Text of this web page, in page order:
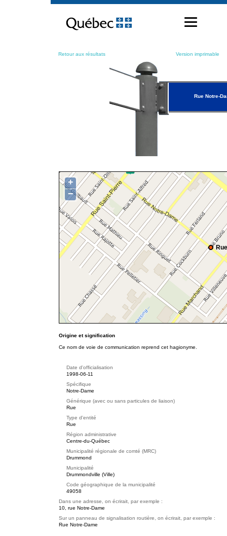
contenu
Retour aux résultats Version imprimable
Rue Notre-
+
−
Origine et signification
Ce nom de voie de communication reprend cet hagionyme.
Date d'officialisation
1998-06-11
Spécifique
Notre-Dame
Générique (avec ou sans particules de liaison)
Rue
Type d'entité
Rue
Région administrative
Centre-du-Québec
Municipalité régionale de comté (MRC)
Drummond
Municipalité
Drummondville (Ville)
Code géographique de la municipalité
49058
Dans une adresse, on écrirait, par exemple :
10, rue Notre-Dame
Sur un panneau de signalisation routière, on écrirait, par exemple :
Rue Notre-Dame